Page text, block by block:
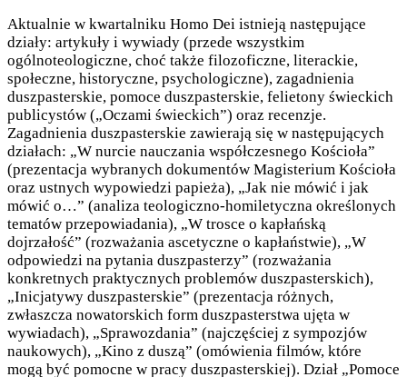
Aktualnie w kwartalniku Homo Dei istnieją następujące
działy: artykuły i wywiady (przede wszystkim
ogólnoteologiczne, choć także filozoficzne, literackie,
społeczne, historyczne, psychologiczne), zagadnienia
duszpasterskie, pomoce duszpasterskie, felietony świeckich
publicystów („Oczami świeckich”) oraz recenzje.
Zagadnienia duszpasterskie zawierają się w następujących
działach: „W nurcie nauczania współczesnego Kościoła”
(prezentacja wybranych dokumentów Magisterium Kościoła
oraz ustnych wypowiedzi papieża), „Jak nie mówić i jak
mówić o…” (analiza teologiczno-homiletyczna określonych
tematów przepowiadania), „W trosce o kapłańską
dojrzałość” (rozważania ascetyczne o kapłaństwie), „W
odpowiedzi na pytania duszpasterzy” (rozważania
konkretnych praktycznych problemów duszpasterskich),
„Inicjatywy duszpasterskie” (prezentacja różnych,
zwłaszcza nowatorskich form duszpasterstwa ujęta w
wywiadach), „Sprawozdania” (najczęściej z sympozjów
naukowych), „Kino z duszą” (omówienia filmów, które
mogą być pomocne w pracy duszpasterskiej). Dział „Pomoce